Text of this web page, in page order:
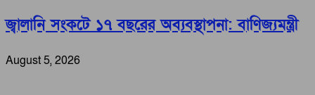
জ্বালানি সংকটে ১৭ বছরের অব্যবস্থাপনা: বাণিজ্যমন্ত্রী
August 5, 2026